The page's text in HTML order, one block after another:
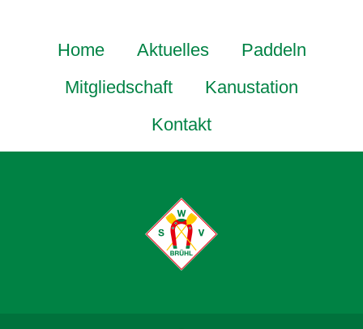
Home Aktuelles
Paddeln
Mitgliedschaft
Kanustation
Kontakt